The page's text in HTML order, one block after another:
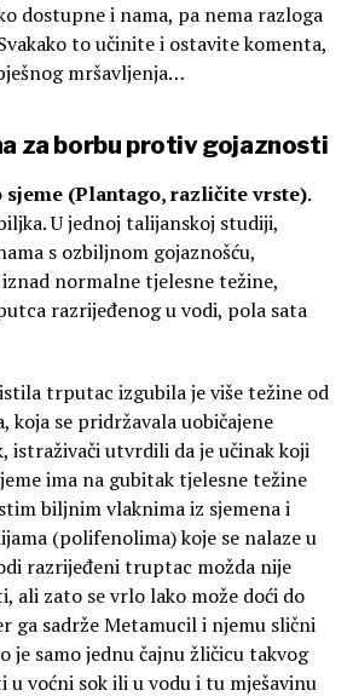
dostupne i nama, pa nema razloga
to učinite i ostavite komenta,
mršavljenja…
za borbu protiv gojaznosti
(Plantago, različite vrste).
U jednoj talijanskoj studiji,
s ozbiljnom gojaznošću,
normalne tjelesne težine,
razrijeđenog u vodi, pola sata
trputac izgubila je više težine od
koja se pridržavala uobičajene
istraživači utvrdili da je učinak koji
ima na gubitak tjelesne težine
biljnim vlaknima iz sjemena i
(polifenolima) koje se nalaze u
razrijeđeni truptac možda nije
ali zato se vrlo lako može doći do
ga sadrže Metamucil i njemu slični
je samo jednu čajnu žličicu takvog
u voćni sok ili u vodu i tu mješavinu